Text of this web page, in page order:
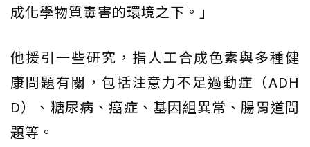
成化學物質毒害的環境之下。」
他援引一些研究，指人工合成色素與多種健
康問題有關，包括注意力不足過動症（ADH
D）、糖尿病、癌症、基因組異常、腸胃道問
題等。